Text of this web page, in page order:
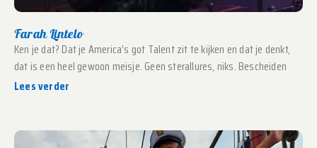
Farah Lintelo
Ken je dat? Dat je America’s got Talent zit te kijken en dat je denkt,
dat is een heel gewoon meisje. Geen sterallures, niks. Bescheiden
Lees verder